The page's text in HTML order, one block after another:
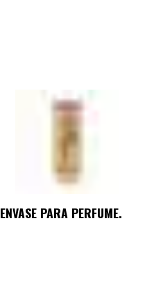
ENVASE PARA PERFUME.